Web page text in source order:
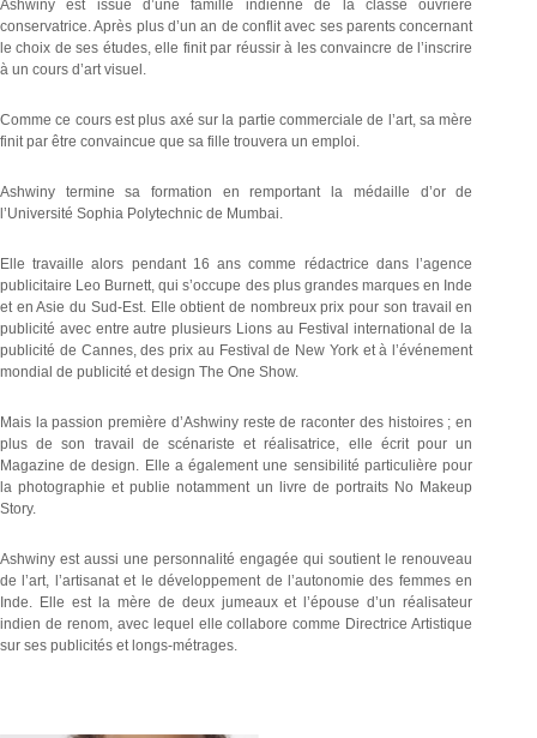
Ashwiny est issue d’une famille indienne de la classe ouvrière
conservatrice. Après plus d’un an de conflit avec ses parents concernant
le choix de ses études, elle finit par réussir à les convaincre de l’inscrire
à un cours d’art visuel.
Comme ce cours est plus axé sur la partie commerciale de l’art, sa mère
finit par être convaincue que sa fille trouvera un emploi.
Ashwiny termine sa formation en remportant la médaille d’or de
l’Université Sophia Polytechnic de Mumbai.
Elle travaille alors pendant 16 ans comme rédactrice dans l’agence
publicitaire Leo Burnett, qui s’occupe des plus grandes marques en Inde
et en Asie du Sud-Est. Elle obtient de nombreux prix pour son travail en
publicité avec entre autre plusieurs Lions au Festival international de la
publicité de Cannes, des prix au Festival de New York et à l’événement
mondial de publicité et design The One Show.
Mais la passion première d’Ashwiny reste de raconter des histoires ; en
plus de son travail de scénariste et réalisatrice, elle écrit pour un
Magazine de design. Elle a également une sensibilité particulière pour
la photographie et publie notamment un livre de portraits No Makeup
Story.
Ashwiny est aussi une personnalité engagée qui soutient le renouveau
de l’art, l’artisanat et le développement de l’autonomie des femmes en
Inde. Elle est la mère de deux jumeaux et l’épouse d’un réalisateur
indien de renom, avec lequel elle collabore comme Directrice Artistique
sur ses publicités et longs-métrages.